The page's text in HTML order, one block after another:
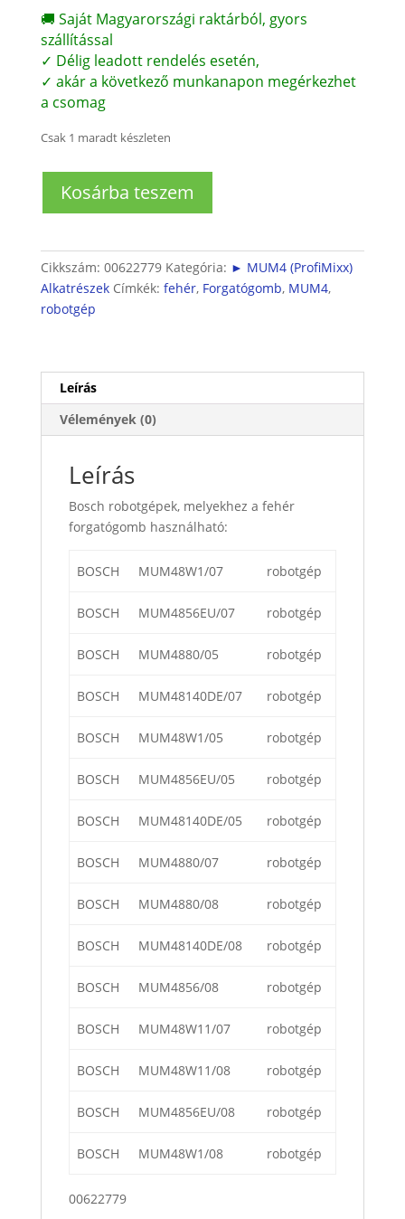
🚚 Saját Magyarországi raktárból, gyors
szállítással
✓ Délig leadott rendelés esetén,
✓ akár a következő munkanapon megérkezhet
a csomag
Csak 1 maradt készleten
MUM48
mennyiség
Kosárba teszem
Cikkszám: 00622779 Kategória: ► MUM4 (ProfiMixx)
Alkatrészek Címkék: fehér, Forgatógomb, MUM4,
robotgép
Leírás
Vélemények (0)
Leírás
Bosch robotgépek, melyekhez a fehér
forgatógomb használható:
BOSCH MUM48W1/07 robotgép
BOSCH MUM4856EU/07 robotgép
BOSCH MUM4880/05 robotgép
BOSCH MUM48140DE/07 robotgép
BOSCH MUM48W1/05 robotgép
BOSCH MUM4856EU/05 robotgép
BOSCH MUM48140DE/05 robotgép
BOSCH MUM4880/07 robotgép
BOSCH MUM4880/08 robotgép
BOSCH MUM48140DE/08 robotgép
BOSCH MUM4856/08 robotgép
BOSCH MUM48W11/07 robotgép
BOSCH MUM48W11/08 robotgép
BOSCH MUM4856EU/08 robotgép
BOSCH MUM48W1/08 robotgép
00622779